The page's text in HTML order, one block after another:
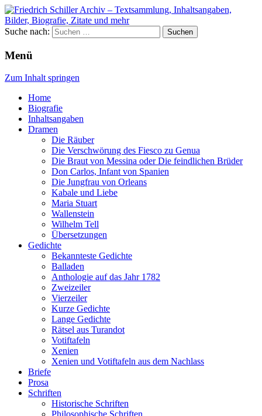
Suche nach:
Menü
Zum Inhalt springen
Home
Biografie
Inhaltsangaben
Dramen
Die Räuber
Die Verschwörung des Fiesco zu Genua
Die Braut von Messina oder Die feindlichen Brüder
Don Carlos, Infant von Spanien
Die Jungfrau von Orleans
Kabale und Liebe
Maria Stuart
Wallenstein
Wilhelm Tell
Übersetzungen
Gedichte
Bekannteste Gedichte
Balladen
Anthologie auf das Jahr 1782
Zweizeiler
Vierzeiler
Kurze Gedichte
Lange Gedichte
Rätsel aus Turandot
Votiftafeln
Xenien
Xenien und Votiftafeln aus dem Nachlass
Briefe
Prosa
Schriften
Historische Schriften